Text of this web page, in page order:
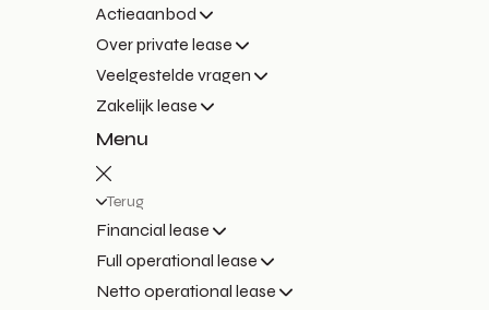
Actieaanbod
Over private lease
Veelgestelde vragen
Zakelijk lease
Menu
Terug
Financial lease
Full operational lease
Netto operational lease